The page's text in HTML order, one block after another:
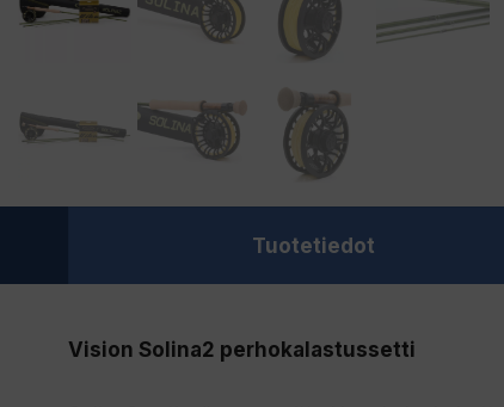
Tuotetiedot
Vision Solina2 perhokalastussetti